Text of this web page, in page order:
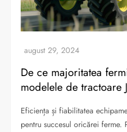
De ce majoritatea
modelele de tractoare
Eficiența și fiabilitatea
pentru succesul oricărei ferme.